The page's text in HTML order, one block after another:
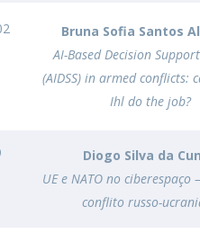
Bruna Sofia Santos
AI-Based Decision
(AIDSS) in armed conflicts:
Ihl do the job?
Diogo Silva da
UE e NATO no ciberespaço
conflito russo-